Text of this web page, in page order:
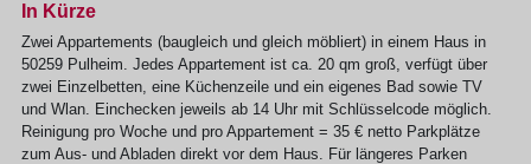
In Kürze
Zwei Appartements (baugleich und gleich möbliert) in einem Haus in
50259 Pulheim. Jedes Appartement ist ca. 20 qm groß, verfügt über
zwei Einzelbetten, eine Küchenzeile und ein eigenes Bad sowie TV
und Wlan. Einchecken jeweils ab 14 Uhr mit Schlüsselcode möglich.
Reinigung pro Woche und pro Appartement = 35 € netto ⁠Parkplätze
zum Aus- und Abladen direkt vor dem Haus. Für längeres Parken